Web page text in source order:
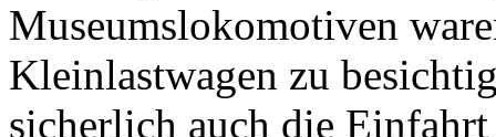
Museumslokomotiven
Kleinlastwagen zu
sicherlich auch die